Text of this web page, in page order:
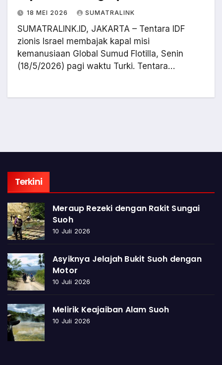
18 MEI 2026 SUMATRALINK
SUMATRALINK.ID, JAKARTA – Tentara IDF
zionis Israel membajak kapal misi
kemanusiaan Global Sumud Flotilla, Senin
(18/5/2026) pagi waktu Turki. Tentara…
Terkini
Meraup Rezeki dengan Rakit Sungai
Suoh
10 Juli 2026
Asyiknya Jelajah Bukit Suoh dengan
Motor
10 Juli 2026
Melirik Keajaiban Alam Suoh
10 Juli 2026